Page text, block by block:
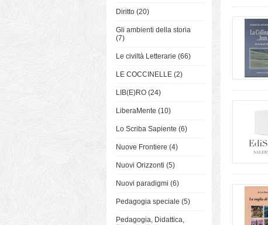
Diritto (20)
Gli ambienti della storia
(7)
Le civiltà Letterarie (66)
LE COCCINELLE (2)
LIB(E)RO (24)
LiberaMente (10)
Lo Scriba Sapiente (6)
Nuove Frontiere (4)
Nuovi Orizzonti (5)
Nuovi paradigmi (6)
Pedagogia speciale (5)
Pedagogia, Didattica,